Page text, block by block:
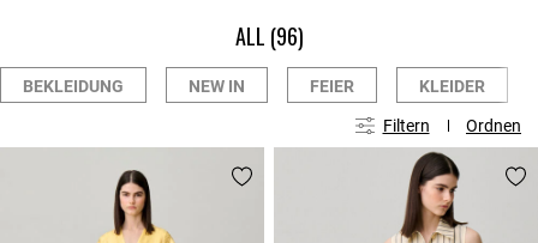
ALL (96)
BEKLEIDUNG NEW IN FEIER KLEIDER
Filtern Ordnen